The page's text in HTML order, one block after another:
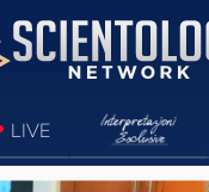
LIVE